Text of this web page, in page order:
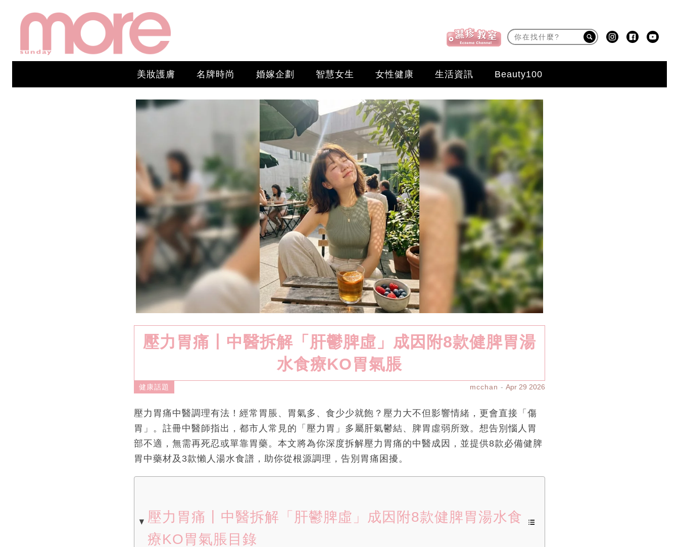
美妝護膚 名牌時尚 婚嫁企劃 智慧女生 女性健康 生活資訊 Beauty100
壓力胃痛丨中醫拆解「肝鬱脾虛」成因附8款健脾胃湯
水食療KO胃氣脹
健康話題 mcchan Apr 29 2026
壓力胃痛中醫調理有法！經常胃脹、胃氣多、食少少就飽？壓力大不但影響情緒，更會直接「傷
胃」。註冊中醫師指出，都市人常見的「壓力胃」多屬肝氣鬱結、脾胃虛弱所致。想告別惱人胃
部不適，無需再死忍或單靠胃藥。本文將為你深度拆解壓力胃痛的中醫成因，並提供8款必備健脾
胃中藥材及3款懶人湯水食譜，助你從根源調理，告別胃痛困擾。
壓力胃痛丨中醫拆解「肝鬱脾虛」成因附8款健脾胃湯水食
療KO胃氣脹目錄